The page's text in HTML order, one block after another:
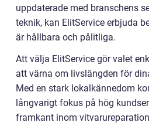
uppdaterade med branschens
teknik, kan ElitService erbjuda
är hållbara och pålitliga.
Att välja ElitService gör valet
att värna om livslängden för
Med en stark lokalkännedom
långvarigt fokus på hög
framkant inom